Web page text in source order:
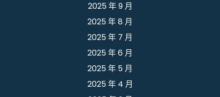
2025 年 9 月
2025 年 8 月
2025 年 7 月
2025 年 6 月
2025 年 5 月
2025 年 4 月